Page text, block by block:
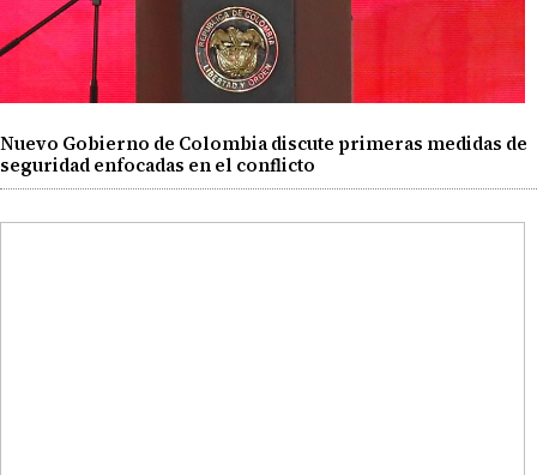
Nuevo Gobierno de Colombia discute primeras medidas de
seguridad enfocadas en el conflicto